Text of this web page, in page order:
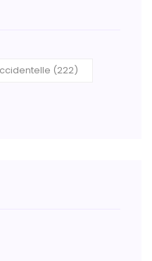
(222)